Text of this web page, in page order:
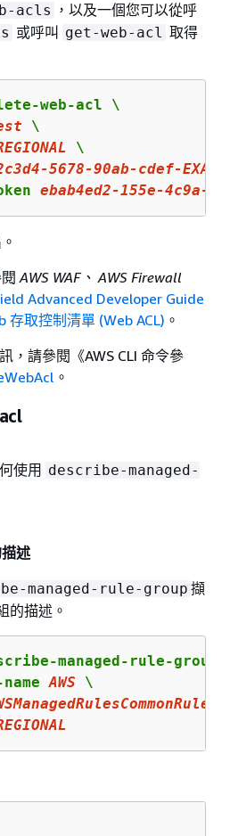
acls ，以及一個您可以從呼
或呼叫 get-web-acl 取得
web-acl \
\
\
-5678-90ab-cdef-
ebab4ed2-155e-4c9a-
AWS WAF、 AWS Firewall
Advanced Developer Guide
存取控制清單 (Web ACL) 。
，請參閱《AWS CLI 命令參
。
使用 describe-managed-
述
managed-rule-group 擷
的描述。
managed-rule-group \
name
AWS \